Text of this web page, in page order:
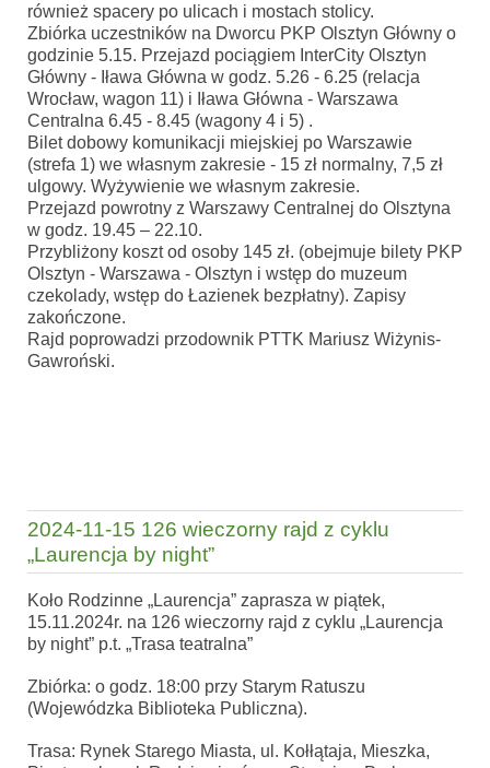
również spacery po ulicach i mostach stolicy.
Zbiórka uczestników na Dworcu PKP Olsztyn Główny o
godzinie 5.15. Przejazd pociągiem InterCity Olsztyn
Główny - Iława Główna w godz. 5.26 - 6.25 (relacja
Wrocław, wagon 11) i Iława Główna - Warszawa
Centralna 6.45 - 8.45 (wagony 4 i 5) .
Bilet dobowy komunikacji miejskiej po Warszawie
(strefa 1) we własnym zakresie - 15 zł normalny, 7,5 zł
ulgowy. Wyżywienie we własnym zakresie.
Przejazd powrotny z Warszawy Centralnej do Olsztyna
w godz. 19.45 – 22.10.
Przybliżony koszt od osoby 145 zł. (obejmuje bilety PKP
Olsztyn - Warszawa - Olsztyn i wstęp do muzeum
czekolady, wstęp do Łazienek bezpłatny). Zapisy
zakończone.
Rajd poprowadzi przodownik PTTK Mariusz Wiżynis-
Gawroński.
2024-11-15 126 wieczorny rajd z cyklu
„Laurencja by night”
Koło Rodzinne „Laurencja” zaprasza w piątek,
15.11.2024r. na 126 wieczorny rajd z cyklu „Laurencja
by night” p.t. „Trasa teatralna”
Zbiórka: o godz. 18:00 przy Starym Ratuszu
(Wojewódzka Biblioteka Publiczna).
Trasa: Rynek Starego Miasta, ul. Kołłątaja, Mieszka,